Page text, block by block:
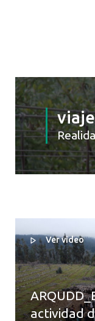
Ver video
actividad